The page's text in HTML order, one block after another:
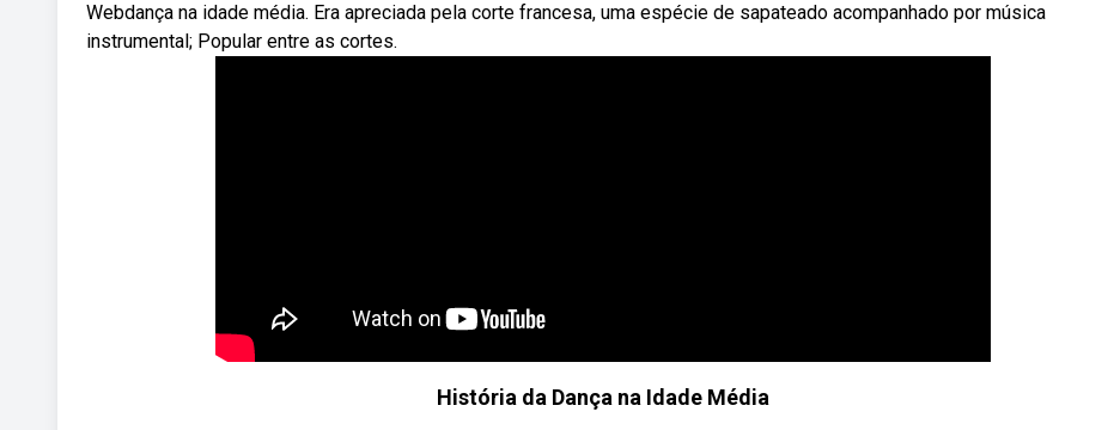
Webdança na idade média. Era apreciada pela corte francesa, uma espécie de sapateado acompanhado por música
instrumental; Popular entre as cortes.
História da Dança na Idade Média